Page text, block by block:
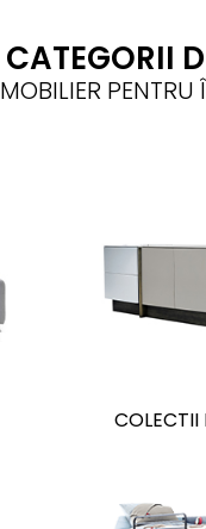
CATEGORII
MOBILIER
COLECTII